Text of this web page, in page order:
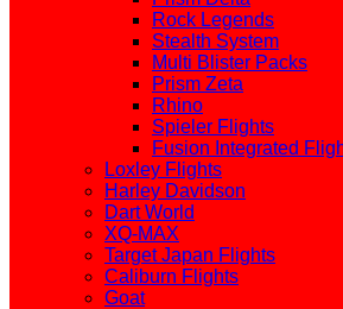
Rock Legends
Stealth System
Multi Blister Packs
Prism Zeta
Rhino
Spieler Flights
Fusion Integrated
Loxley Flights
Harley Davidson
Dart World
XQ-MAX
Target Japan Flights
Caliburn Flights
Goat